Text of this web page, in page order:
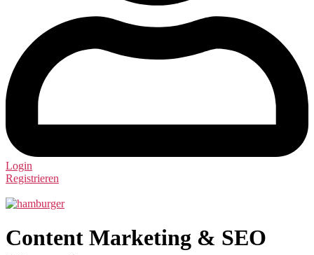
Login
Registrieren
Content Marketing & SEO